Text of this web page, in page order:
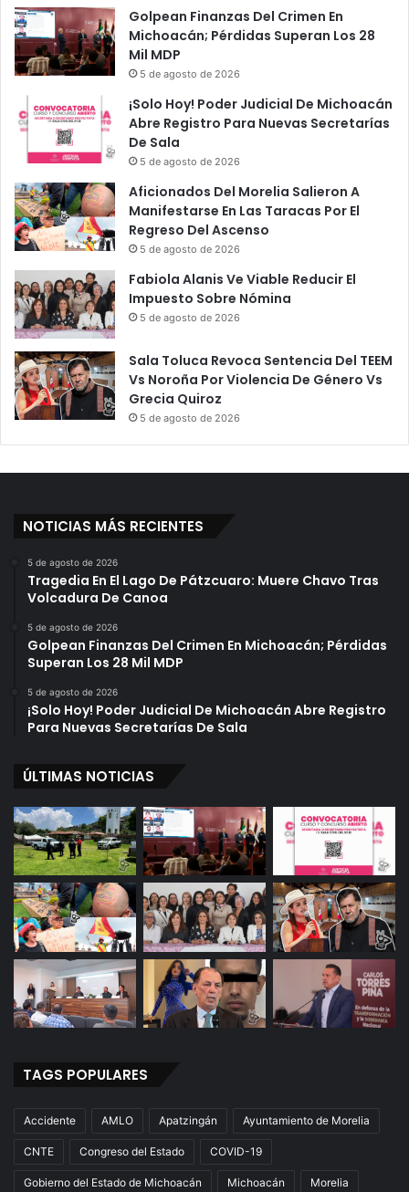
Golpean Finanzas Del Crimen En
Michoacán; Pérdidas Superan Los 28
Mil MDP
5 de agosto de 2026
¡Solo Hoy! Poder Judicial De Michoacán
Abre Registro Para Nuevas Secretarías
De Sala
5 de agosto de 2026
Aficionados Del Morelia Salieron A
Manifestarse En Las Taracas Por El
Regreso Del Ascenso
5 de agosto de 2026
Fabiola Alanis Ve Viable Reducir El
Impuesto Sobre Nómina
5 de agosto de 2026
Sala Toluca Revoca Sentencia Del TEEM
Vs Noroña Por Violencia De Género Vs
Grecia Quiroz
5 de agosto de 2026
NOTICIAS MÁS RECIENTES
5 de agosto de 2026
Tragedia En El Lago De Pátzcuaro: Muere Chavo Tras
Volcadura De Canoa
5 de agosto de 2026
Golpean Finanzas Del Crimen En Michoacán; Pérdidas
Superan Los 28 Mil MDP
5 de agosto de 2026
¡Solo Hoy! Poder Judicial De Michoacán Abre Registro
Para Nuevas Secretarías De Sala
ÚLTIMAS NOTICIAS
TAGS POPULARES
Accidente AMLO Apatzingán Ayuntamiento de Morelia
CNTE Congreso del Estado COVID-19
Gobierno del Estado de Michoacán Michoacán Morelia